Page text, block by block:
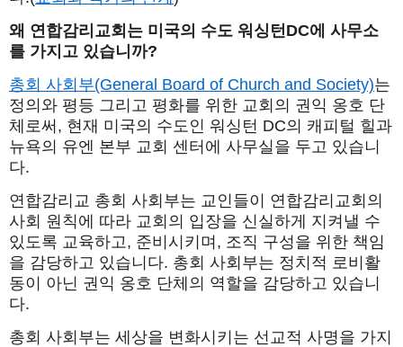
왜 연합감리교회는 미국의 수도 워싱턴 DC에 사무소
를 가지고 있습니까?
총회 사회부(General Board of Church and Society)는
정의와 평등 그리고 평화를 위한 교회의 권익 옹호 단
체로써, 현재 미국의 수도인 워싱턴 DC의 캐피털 힐과
뉴욕의 유엔 본부 교회 센터에 사무실을 두고 있습니
다.
연합감리교 총회 사회부는 교인들이 연합감리교회의
사회 원칙에 따라 교회의 입장을 신실하게 지켜낼 수
있도록 교육하고, 준비시키며, 조직 구성을 위한 책임
을 감당하고 있습니다. 총회 사회부는 정치적 로비활
동이 아닌 권익 옹호 단체의 역할을 감당하고 있습니
다.
총회 사회부는 세상을 변화시키는 선교적 사명을 가지